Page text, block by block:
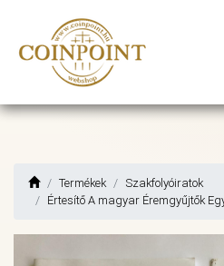
Termékek
Szakfolyóiratok
Értesítő A magyar Éremgyűjtők